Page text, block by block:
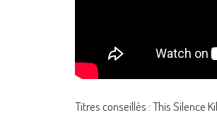
Titres conseillés : This Silence